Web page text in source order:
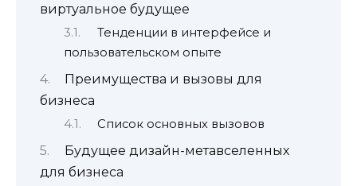
виртуальное будущее
Тенденции в интерфейсе и
пользовательском опыте
Преимущества и вызовы для
бизнеса
Список основных вызовов
Будущее дизайн-метавселенных
для бизнеса